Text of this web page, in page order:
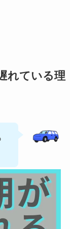
れている理